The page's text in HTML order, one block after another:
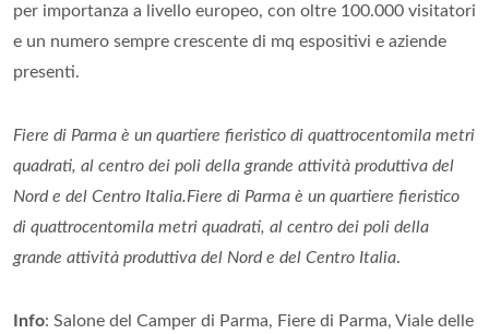
per importanza a livello europeo, con oltre 100.000 visitatori
e un numero sempre crescente di mq espositivi e aziende
presenti.
Fiere di Parma è un quartiere fieristico di quattrocentomila metri
quadrati, al centro dei poli della grande attività produttiva del
Nord e del Centro Italia.Fiere di Parma è un quartiere fieristico
di quattrocentomila metri quadrati, al centro dei poli della
grande attività produttiva del Nord e del Centro Italia.
Info: Salone del Camper di Parma, Fiere di Parma, Viale delle